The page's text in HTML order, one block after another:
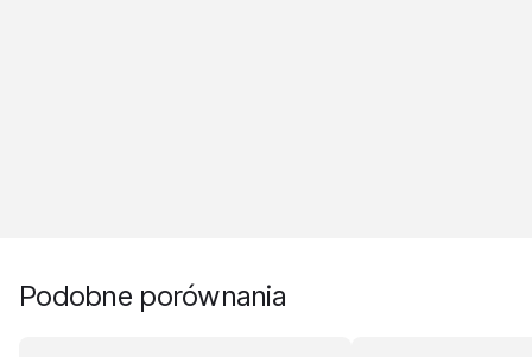
Podobne porównania